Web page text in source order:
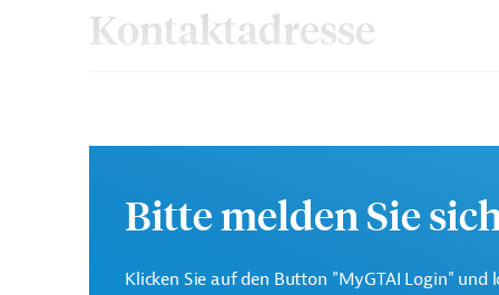
Kontaktadresse
Entwicklungsprojekte
Bitte melden Sie
Klicken Sie auf den Button "MyGTAI Login" und